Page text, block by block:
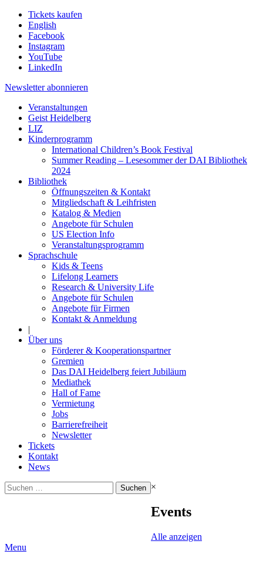
Tickets kaufen
English
Facebook
Instagram
YouTube
LinkedIn
Newsletter abonnieren
Veranstaltungen
Geist Heidelberg
LIZ
Kinderprogramm
International Children’s Book Festival
Summer Reading – Lesesommer der DAI Bibliothek
2024
Bibliothek
Öffnungszeiten & Kontakt
Mitgliedschaft & Leihfristen
Katalog & Medien
Angebote für Schulen
US Election Info
Veranstaltungsprogramm
Sprachschule
Kids & Teens
Lifelong Learners
Research & University Life
Angebote für Schulen
Angebote für Firmen
Kontakt & Anmeldung
|
Über uns
Förderer & Kooperationspartner
Gremien
Das DAI Heidelberg feiert Jubiläum
Mediathek
Hall of Fame
Vermietung
Jobs
Barrierefreiheit
Newsletter
Tickets
Kontakt
News
Suchen
nach:
×
Events
Alle anzeigen
Menu